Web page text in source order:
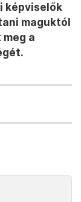
képviselők
maguktól
a